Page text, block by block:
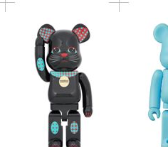
BE@RBRICK
HUSH(BATMAN: HUSH)
400％